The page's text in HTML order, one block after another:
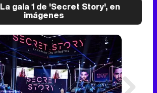
La gala 1 de 'Secret Story', en
imágenes